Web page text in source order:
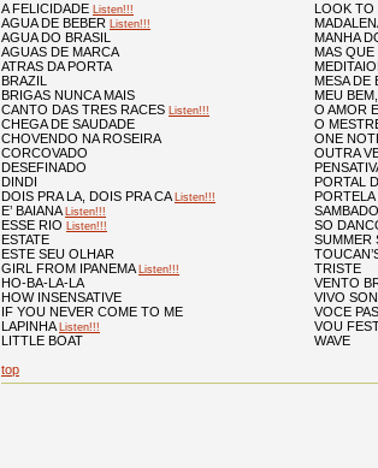
A FELICIDADE Listen!!!
AGUA DE BEBER Listen!!!
AGUA DO BRASIL
AGUAS DE MARCA
ATRAS DA PORTA
BRAZIL
BRIGAS NUNCA MAIS
CANTO DAS TRES RACES Listen!!!
CHEGA DE SAUDADE
CHOVENDO NA ROSEIRA
CORCOVADO
DESEFINADO
DINDI
DOIS PRA LA, DOIS PRA CA Listen!!!
E’ BAIANA Listen!!!
ESSE RIO Listen!!!
ESTATE
ESTE SEU OLHAR
GIRL FROM IPANEMA Listen!!!
HO-BA-LA-LA
HOW INSENSATIVE
IF YOU NEVER COME TO ME
LAPINHA Listen!!!
LITTLE BOAT
top
LOOK TO
MANHA
MAS
MESA DE
MEU
O AMOR
O
ONE
OUTRA
PORTAL
SO
SUMMER
TRISTE
VENTO
VIVO
VOCE
VOU
WAVE